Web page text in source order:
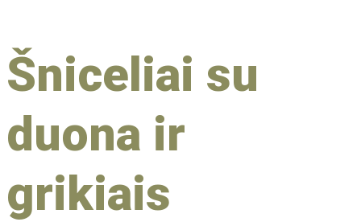
Šniceliai su
duona ir
grikiais